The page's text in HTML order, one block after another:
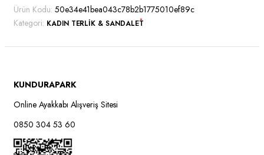
Ürün Kodu: 50e34e41bea043c78b2b1775010ef89c
Kategori: KADIN TERLIK & SANDALET
KUNDURAPARK
Online Ayakkabı Alışveriş Sitesi
0850 304 53 60